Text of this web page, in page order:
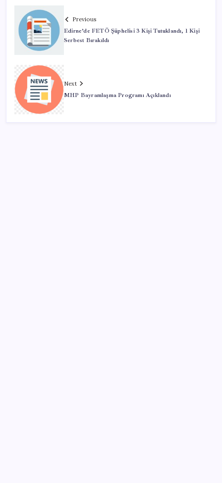
Previous
Edirne’de FETÖ Şüphelisi 3 Kişi Tutuklandı, 1 Kişi
Serbest Bırakıldı
Next
MHP Bayramlaşma Programı Açıklandı